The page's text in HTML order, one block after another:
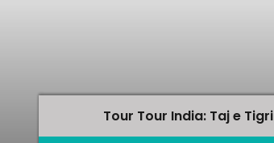
Tour Tour India: Taj e Tigri
Tour Tour India: Taj e Tigri